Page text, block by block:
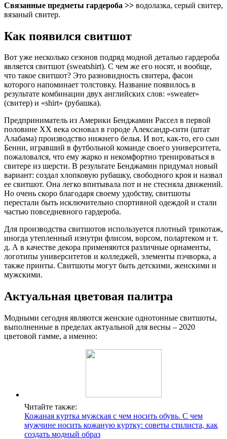
Связанные предметы гардероба >> водолазка, серый свитер,
вязаный свитер.
Как появился свитшот
Вот уже несколько сезонов подряд модной деталью гардероба
является свитшот (sweatshirt). С чем же его носят, и вообще,
что такое свитшот? Это разновидность свитера, фасон
которого напоминает толстовку. Название появилось в
результате комбинации двух английских слов: «sweater»
(свитер) и «shirt» (рубашка).
Предприниматель из Америки Бенджамин Рассел в первой
половине ХХ века основал в городе Александр-сити (штат
Алабама) производство нижнего белья. И вот, как-то, его сын
Бенни, игравший в футбольной команде своего университета,
пожаловался, что ему жарко и некомфортно тренироваться в
свитере из шерсти. В результате Бенджамин придумал новый
вариант: создал хлопковую рубашку, свободного кроя и назвал
ее свитшот. Она легко впитывала пот и не стесняла движений.
Но очень скоро благодаря своему удобству, свитшоты
перестали быть исключительно спортивной одеждой и стали
частью повседневного гардероба.
Для производства свитшотов используется плотный трикотаж,
иногда утепленный изнутри флисом, ворсом, полартеком и т.
д. А в качестве декора применяются различные орнаменты,
логотипы университетов и колледжей, элементы пэчворка, а
также принты. Свитшоты могут быть детскими, женскими и
мужскими.
Актуальная цветовая палитра
Модными сегодня являются женские однотонные свитшоты,
выполненные в пределах актуальной для весны – 2020
цветовой гамме, а именно:
Читайте также:
Кожаная куртка мужская с чем носить обувь. С чем
мужчине носить кожаную куртку: советы стилиста, как
создать модный образ